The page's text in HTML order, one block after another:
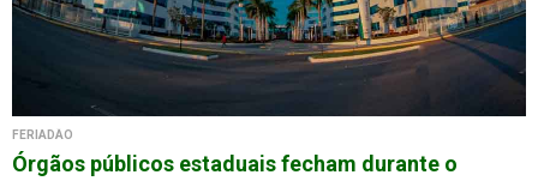
FERIADÃO
Órgãos públicos estaduais fecham durante o